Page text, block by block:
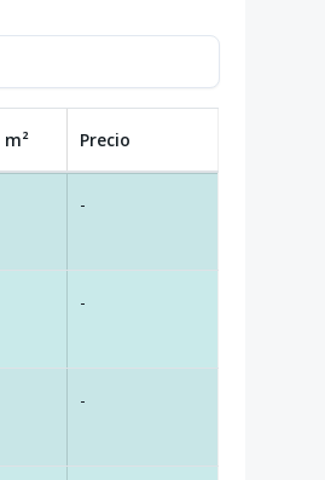
m² Precio
-
-
-